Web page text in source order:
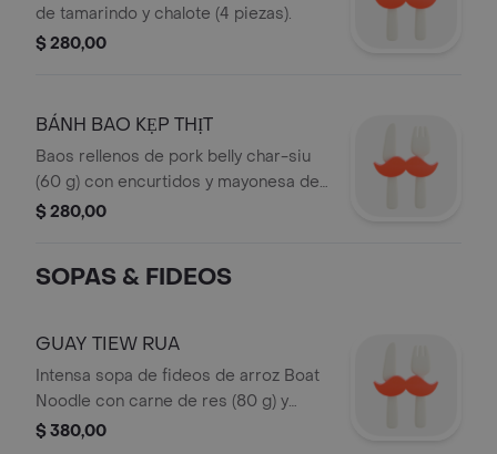
de tamarindo y chalote (4 piezas).
$ 280,00
BÁNH BAO KẸP THỊT
Baos rellenos de pork belly char-siu
(60 g) con encurtidos y mayonesa de
Sriracha (2 piezas).
$ 280,00
SOPAS & FIDEOS
GUAY TIEW RUA
Intensa sopa de fideos de arroz Boat
Noodle con carne de res (80 g) y
albóndigas (80 g), cocinada en un
$ 380,00